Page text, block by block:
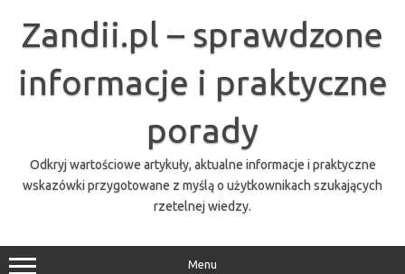
treściZandii.pl – sprawdzone
informacje i praktyczne
porady
Odkryj wartościowe artykuły, aktualne informacje i praktyczne
wskazówki przygotowane z myślą o użytkownikach szukających
rzetelnej wiedzy.
Menu